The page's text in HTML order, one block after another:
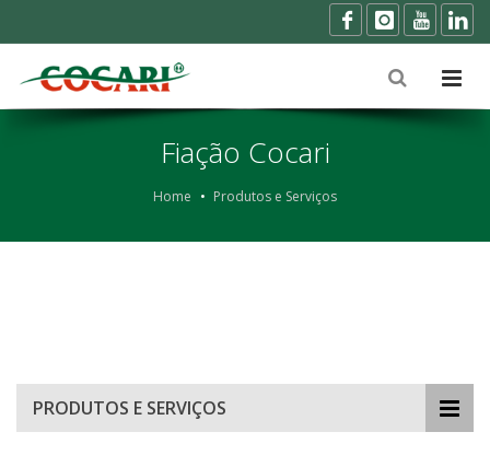
Fiação Cocari
Home Produtos e Serviços
PRODUTOS E SERVIÇOS